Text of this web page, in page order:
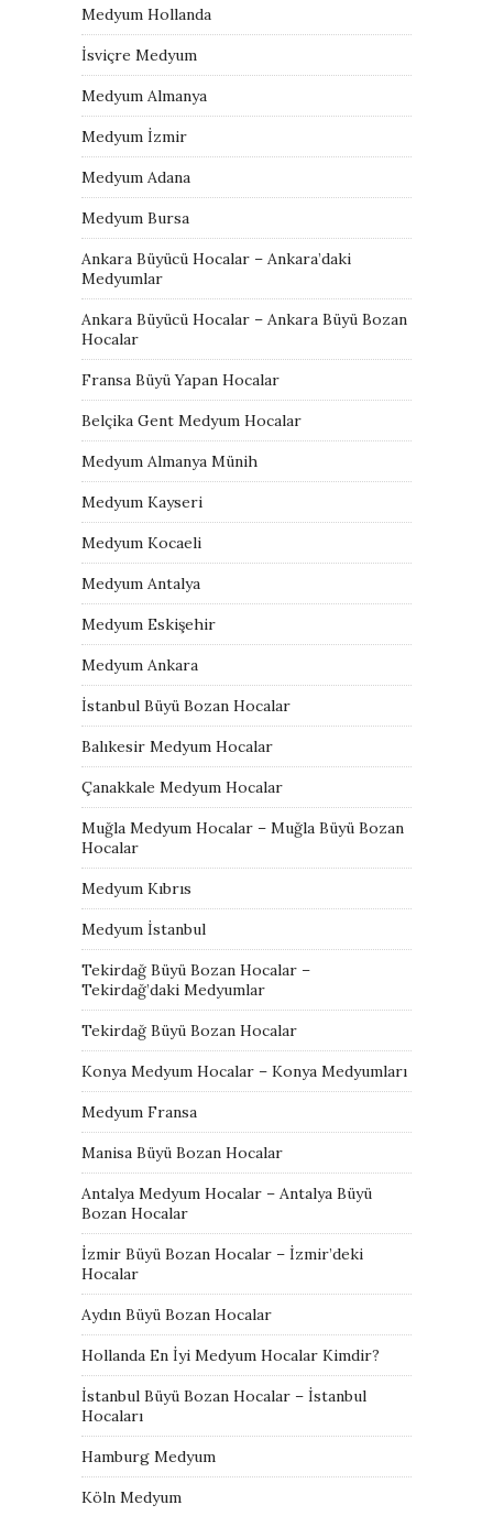
Medyum Hollanda
İsviçre Medyum
Medyum Almanya
Medyum İzmir
Medyum Adana
Medyum Bursa
Ankara Büyücü Hocalar – Ankara’daki
Medyumlar
Ankara Büyücü Hocalar – Ankara Büyü Bozan
Hocalar
Fransa Büyü Yapan Hocalar
Belçika Gent Medyum Hocalar
Medyum Almanya Münih
Medyum Kayseri
Medyum Kocaeli
Medyum Antalya
Medyum Eskişehir
Medyum Ankara
İstanbul Büyü Bozan Hocalar
Balıkesir Medyum Hocalar
Çanakkale Medyum Hocalar
Muğla Medyum Hocalar – Muğla Büyü Bozan
Hocalar
Medyum Kıbrıs
Medyum İstanbul
Tekirdağ Büyü Bozan Hocalar –
Tekirdağ’daki Medyumlar
Tekirdağ Büyü Bozan Hocalar
Konya Medyum Hocalar – Konya Medyumları
Medyum Fransa
Manisa Büyü Bozan Hocalar
Antalya Medyum Hocalar – Antalya Büyü
Bozan Hocalar
İzmir Büyü Bozan Hocalar – İzmir’deki
Hocalar
Aydın Büyü Bozan Hocalar
Hollanda En İyi Medyum Hocalar Kimdir?
İstanbul Büyü Bozan Hocalar – İstanbul
Hocaları
Hamburg Medyum
Köln Medyum